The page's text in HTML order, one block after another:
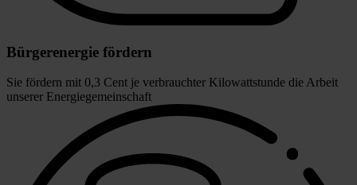
Bürgerenergie fördern
Sie fördern mit 0,3 Cent je verbrauchter Kilowattstunde die Arbeit
unserer Energiegemeinschaft